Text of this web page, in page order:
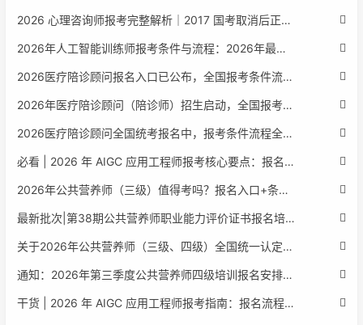
2026 心理咨询师报考完整解析｜2017 国考取消后正规报考标准、流程避坑指南
2026年人工智能训练师报考条件与流程：2026年最新官方要求全面解读
2026医疗陪诊顾问报名入口已公布，全国报考条件流程政策全解析
2026年医疗陪诊顾问（陪诊师）招生启动，全国报考指南附报名官网
2026医疗陪诊顾问全国统考报名中，报考条件流程全攻略附报名入口
必看 | 2026 年 AIGC 应用工程师报考核心要点：报名费用、官网可查、行业认可度、补考规则全盘点
2026年公共营养师（三级）值得考吗？报名入口+条件+证书用途
最新批次|第38期公共营养师职业能力评价证书报名培训通知
关于2026年公共营养师（三级、四级）全国统一认定报名的服务通知
通知：2026年第三季度公共营养师四级培训报名安排正式发布
干货 | 2026 年 AIGC 应用工程师报考指南：报名流程、学历要求、培训课程、就业方向全梳理